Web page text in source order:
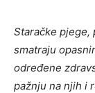
Staračke pjege,
smatraju
određene
pažnju na njih i